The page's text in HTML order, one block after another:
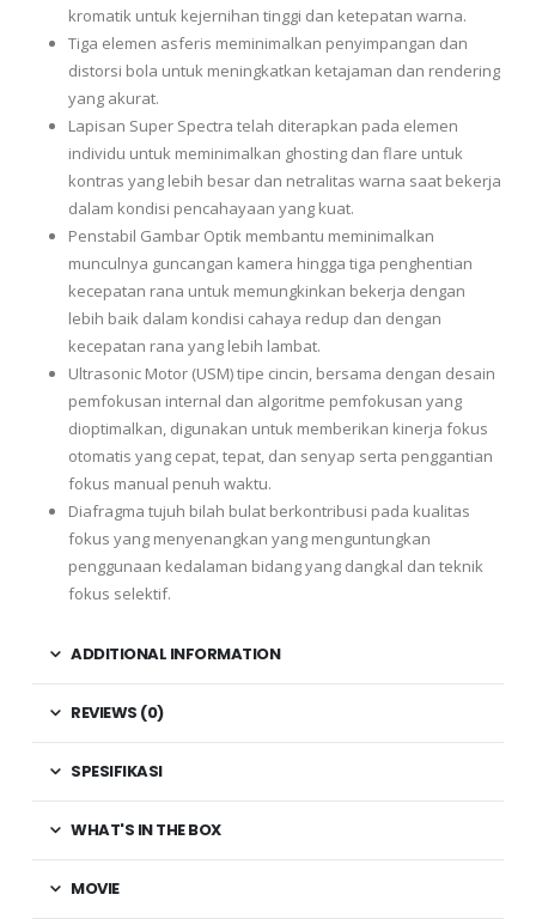
kromatik untuk kejernihan tinggi dan ketepatan warna.
Tiga elemen asferis meminimalkan penyimpangan dan
distorsi bola untuk meningkatkan ketajaman dan rendering
yang akurat.
Lapisan Super Spectra telah diterapkan pada elemen
individu untuk meminimalkan ghosting dan flare untuk
kontras yang lebih besar dan netralitas warna saat bekerja
dalam kondisi pencahayaan yang kuat.
Penstabil Gambar Optik membantu meminimalkan
munculnya guncangan kamera hingga tiga penghentian
kecepatan rana untuk memungkinkan bekerja dengan
lebih baik dalam kondisi cahaya redup dan dengan
kecepatan rana yang lebih lambat.
Ultrasonic Motor (USM) tipe cincin, bersama dengan desain
pemfokusan internal dan algoritme pemfokusan yang
dioptimalkan, digunakan untuk memberikan kinerja fokus
otomatis yang cepat, tepat, dan senyap serta penggantian
fokus manual penuh waktu.
Diafragma tujuh bilah bulat berkontribusi pada kualitas
fokus yang menyenangkan yang menguntungkan
penggunaan kedalaman bidang yang dangkal dan teknik
fokus selektif.
ADDITIONAL INFORMATION
REVIEWS (0)
SPESIFIKASI
WHAT'S IN THE BOX
MOVIE